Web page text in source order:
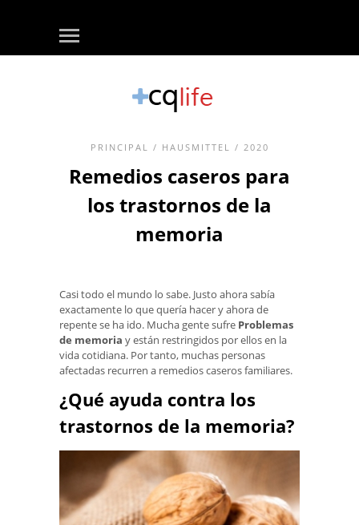
PRINCIPAL / HAUSMITTEL / 2020
Remedios caseros para
los trastornos de la
memoria
Casi todo el mundo lo sabe. Justo ahora sabía
exactamente lo que quería hacer y ahora de
repente se ha ido. Mucha gente sufre Problemas
de memoria y están restringidos por ellos en la
vida cotidiana. Por tanto, muchas personas
afectadas recurren a remedios caseros familiares.
¿Qué ayuda contra los
trastornos de la memoria?